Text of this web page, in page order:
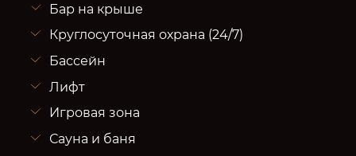
Бар на крыше
Круглосуточная охрана (24/7)
Бассейн
Лифт
Игровая зона
Сауна и баня